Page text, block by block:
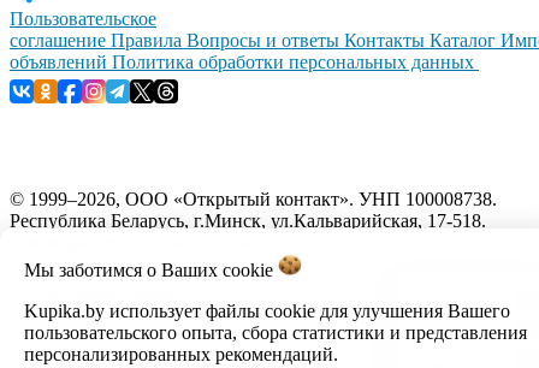
Мы заботимся о Ваших cookie
Kupika.by использует файлы cookie для улучшения Вашего
пользовательского опыта, сбора статистики и представления
персонализированных рекомендаций.
Пользовательское
соглашение Правила Вопросы и ответы Контакты Каталог
объявлений Политика обработки персональных данных
© 1999–2026, ООО «Открытый контакт». УНП 100008738.
Республика Беларусь, г.Минск, ул.Кальварийская, 17-518.